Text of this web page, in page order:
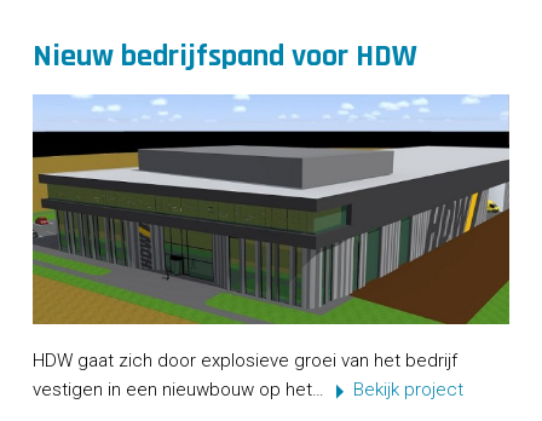
Nieuw bedrijfspand voor HDW
HDW gaat zich door explosieve groei van het bedrijf
vestigen in een nieuwbouw op het…
Bekijk project